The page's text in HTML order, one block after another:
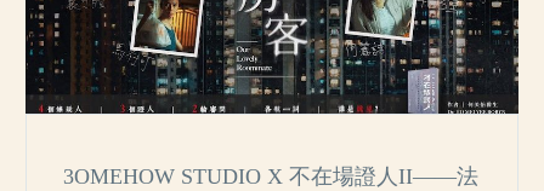
3OMEHOW STUDIO X 不在場證人II——法